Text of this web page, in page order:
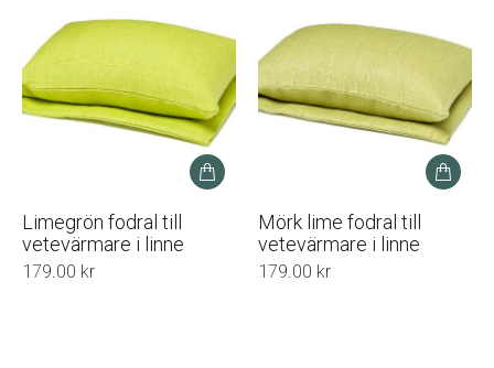
Limegrön fodral till
vetevärmare i linne
179.00 kr
Mörk lime fodral till
vetevärmare i linne
179.00 kr